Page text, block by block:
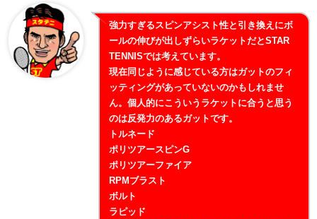
強力すぎるスピンアシスト性と引き換えにボ
ールの伸びが出しずらいラケットだとSTAR
TENNISでは考えています。
現在同じように感じている方はガットのフィ
ッティングがあっていないのかもしれませ
ん。個人的にこういうラケットに合うと思う
のは反発力のあるガットです。
トルネード
ポリツアースピンG
ポリツアーファイア
RPMブラスト
ボルト
ラピッド